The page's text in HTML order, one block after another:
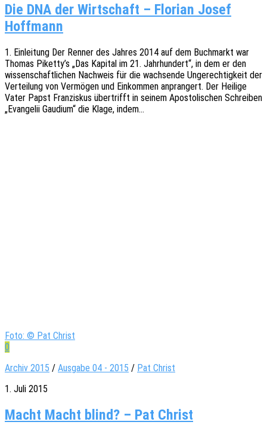
Die DNA der Wirtschaft – Florian Josef
Hoffmann
1. Einlei­tung Der Renner des Jahres 2014 auf dem Buch­markt war
Thomas Piketty’s „Das Kapi­tal im 21. Jahr­hun­dert“, in dem er den
wissen­schaft­li­chen Nach­weis für die wach­sen­de Unge­rech­tig­keit der
Vertei­lung von Vermö­gen und Einkom­men anpran­gert. Der Heili­ge
Vater Papst Fran­zis­kus über­trifft in seinem Apos­to­li­schen Schrei­ben
„Evan­ge­lii Gaudi­um“ die Klage, indem…
Foto: © Pat Christ
0
Archiv 2015 / Ausgabe 04 - 2015 / Pat Christ
1. Juli 2015
Macht Macht blind? – Pat Christ